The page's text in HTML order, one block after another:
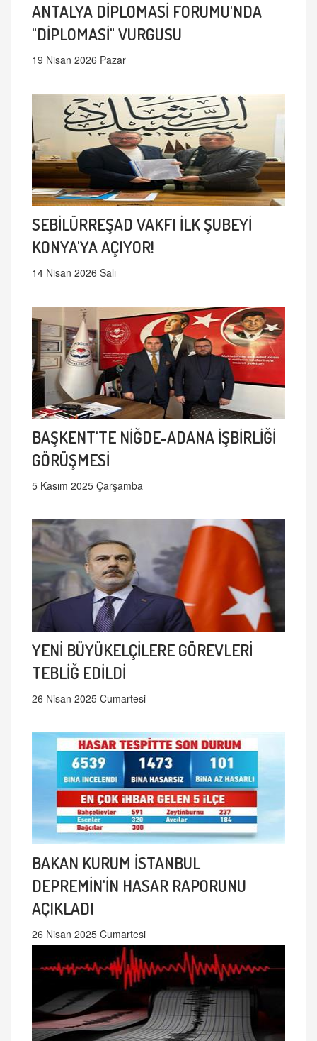
ANTALYA DİPLOMASİ FORUMU'NDA
"DİPLOMASİ" VURGUSU
19 Nisan 2026 Pazar
SEBİLÜRREŞAD VAKFI İLK ŞUBEYİ
KONYA'YA AÇIYOR!
14 Nisan 2026 Salı
BAŞKENT'TE NİĞDE-ADANA İŞBİRLİĞİ
GÖRÜŞMESİ
5 Kasım 2025 Çarşamba
YENİ BÜYÜKELÇİLERE GÖREVLERİ
TEBLİĞ EDİLDİ
26 Nisan 2025 Cumartesi
BAKAN KURUM İSTANBUL
DEPREMİN'İN HASAR RAPORUNU
AÇIKLADI
26 Nisan 2025 Cumartesi